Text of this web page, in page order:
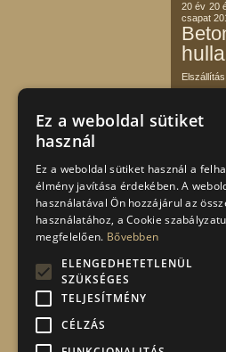
20 év 20
csapat
Elszállítás
Lim-lom
Kft.
Ez a weboldal sütiket
használ
Ez a weboldal sütiket használ a
élmény javítása érdekében. A
használatával Ön hozzájárul az
használatához, a Cookie
megfelelően. Bővebben
ELENGEDHETETLENÜL
SZÜKSÉGES
TELJESÍTMÉNY
CÉLZÁS